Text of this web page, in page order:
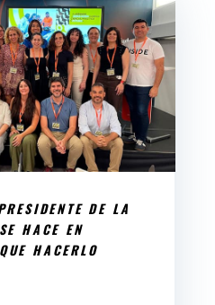
DE LA
HACE EN
HACERLO